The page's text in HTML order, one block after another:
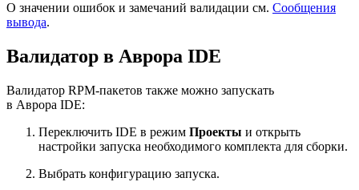
О значении ошибок и замечаний валидации см. Сообщения
вывода.
Валидатор в Аврора IDE
Валидатор RPM-пакетов также можно запускать
в Аврора IDE:
Переключить IDE в режим Проекты и открыть
настройки запуска необходимого комплекта для сборки.
Выбрать конфигурацию запуска.